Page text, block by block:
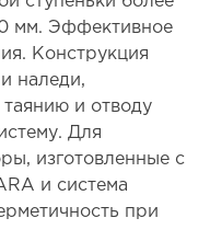
мм. Эффективное
Конструкция
наледи,
и отводу
Для
изготовленные с
и система
при